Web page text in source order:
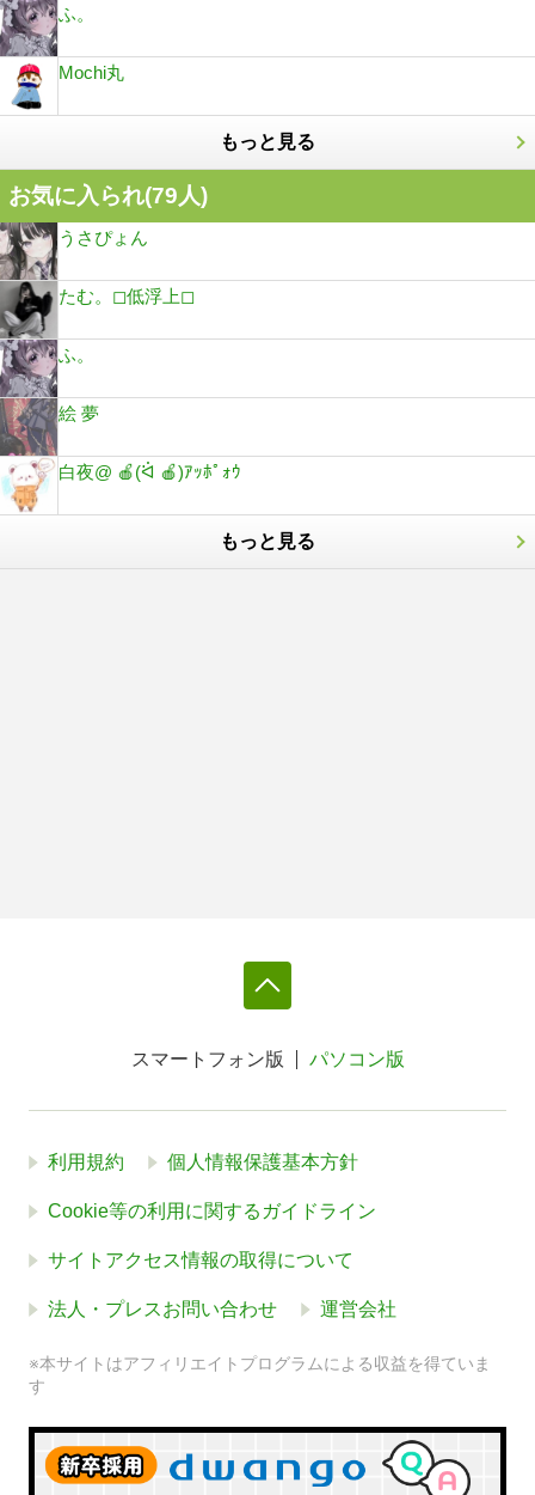
ふ。
Mochi丸
もっと見る
お気に入られ(79人)
うさぴょん
たむ。◻︎低浮上◻︎
ふ。
絵 夢
白夜@ 🍎(ᐛ 🍎)ｱｯﾎﾟｫｳ
もっと見る
スマートフォン版 パソコン版
利用規約 個人情報保護基本方針
Cookie等の利用に関するガイドライン
サイトアクセス情報の取得について
法人・プレスお問い合わせ 運営会社
※本サイトはアフィリエイトプログラムによる収益を得ていま
す